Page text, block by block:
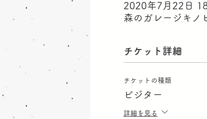
2020年7月22日
森のガレージキノ
チケット詳細
チケットの種類
ビジター
詳細を見る